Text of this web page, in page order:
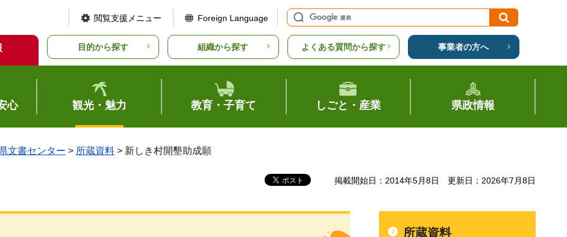
閲覧支援メニュー Foreign Language
目的から探す 組織から探す よくある質問から探す 事業者の方へ
心 観光・魅力 教育・子育て しごと・産業 県政情報
文書センター > 所蔵資料 > 新しき村開墾助成願
掲載開始日：2014年5月8日 更新日：2026年7月8日
所蔵資料